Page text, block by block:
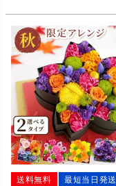
送料無料 最短当日発